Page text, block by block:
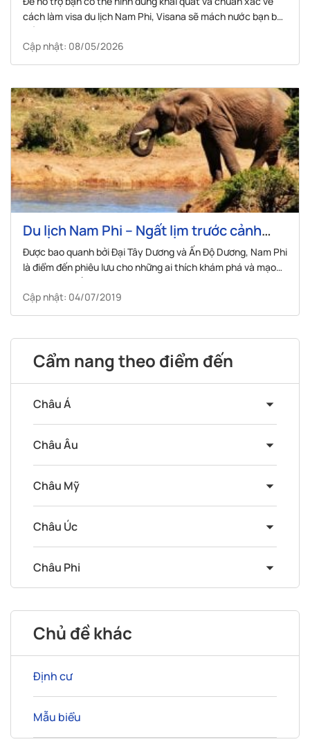
cách làm visa du lịch Nam Phi, Visana sẽ mách nước bạn bộ
Hồ Sơ và Quy trình làm visa đi Nam Phi để du ngoạn dưới
đây.
Cập nhật: 08/05/2026
Du lịch Nam Phi – Ngất lịm trước cảnh
đẹp của thiên nhiên hoang dã
Được bao quanh bởi Đại Tây Dương và Ấn Độ Dương, Nam Phi
là điểm đến phiêu lưu cho những ai thích khám phá và mạo
hiểm; hay ngắm nhìn thiên nhiên hoang dã nơi đây sẽ mang
đến cho bạn những trải nghiệm tuyệt vời.
Cập nhật: 04/07/2019
Cẩm nang theo điểm đến
Châu Á
Châu Âu
Châu Mỹ
Châu Úc
Châu Phi
Chủ đề khác
Định cư
Mẫu biểu